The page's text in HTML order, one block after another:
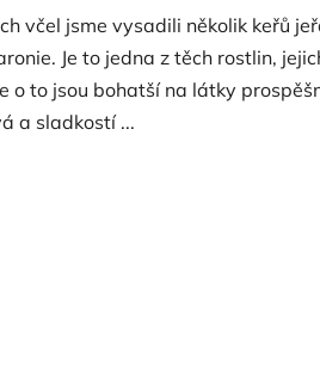
včel jsme vysadili několik keřů
Je to jedna z těch rostlin,
o to jsou bohatší na látky
a sladkostí ...